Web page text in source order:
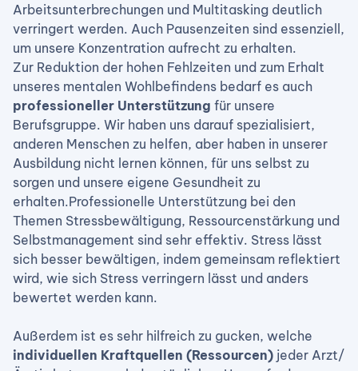
Arbeitsunterbrechungen und Multitasking deutlich
verringert werden. Auch Pausenzeiten sind essenziell,
um unsere Konzentration aufrecht zu erhalten.
Zur Reduktion der hohen Fehlzeiten und zum Erhalt
unseres mentalen Wohlbefindens bedarf es auch
professioneller Unterstützung für unsere
Berufsgruppe. Wir haben uns darauf spezialisiert,
anderen Menschen zu helfen, aber haben in unserer
Ausbildung nicht lernen können, für uns selbst zu
sorgen und unsere eigene Gesundheit zu
erhalten.Professionelle Unterstützung bei den
Themen Stressbewältigung, Ressourcenstärkung und
Selbstmanagement sind sehr effektiv. Stress lässt
sich besser bewältigen, indem gemeinsam reflektiert
wird, wie sich Stress verringern lässt und anders
bewertet werden kann.
Außerdem ist es sehr hilfreich zu gucken, welche
individuellen Kraftquellen (Ressourcen) jeder Arzt/